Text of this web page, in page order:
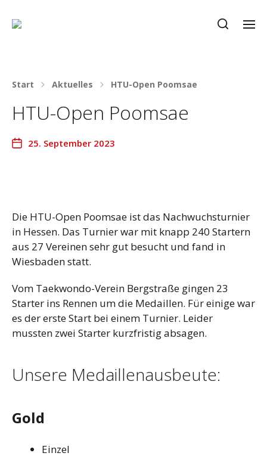
Start Aktuelles HTU-Open Poomsae
HTU-Open Poomsae
25. September 2023
Die HTU-Open Poomsae ist das Nachwuchsturnier
in Hessen. Das Turnier war mit knapp 240 Startern
aus 27 Vereinen sehr gut besucht und fand in
Wiesbaden statt.
Vom Taekwondo-Verein Bergstraße gingen 23
Starter ins Rennen um die Medaillen. Für einige war
es der erste Start bei einem Turnier. Leider
mussten zwei Starter kurzfristig absagen.
Unsere Medaillenausbeute:
Gold
Einzel